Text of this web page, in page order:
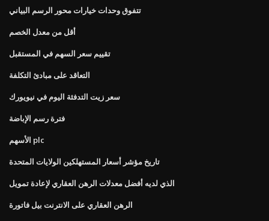
تتفوق وحدات خيارات محور الرسم البياني
أقل من معدل الخصم
تقييم سعر السهم في المستقبل
التعاقد على مبادئ التكلفة
سعر زيت التدفئة اليوم في نيويورك
فترة رسم الإباضة
الأسهم plc
تاريخ مؤشر أسعار المستهلكين الولايات المتحدة
الذي لديه أفضل معدلات الرهن العقاري لإعادة تمويل
الرهن العقاري على الانترنت بيل فاتورة